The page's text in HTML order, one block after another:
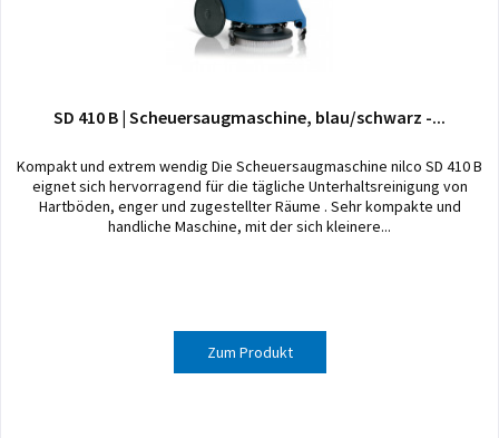
SD 410 B | Scheuersaugmaschine, blau/schwarz -...
Kompakt und extrem wendig Die Scheuersaugmaschine nilco SD 410 B
eignet sich hervorragend für die tägliche Unterhaltsreinigung von
Hartböden, enger und zugestellter Räume . Sehr kompakte und
handliche Maschine, mit der sich kleinere...
Zum Produkt